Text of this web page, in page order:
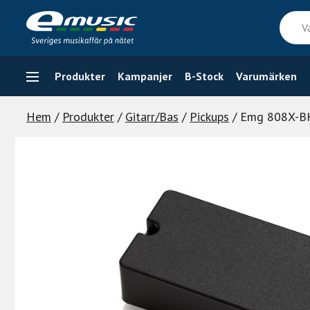
content
Vad
söker
du
efter?
Produkter Kampanjer B-Stock Varumärken
Hem / Produkter / Gitarr/Bas / Pickups / Emg 808X-